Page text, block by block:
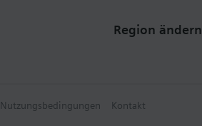
Region ändern
Nutzungsbedingungen Kontakt